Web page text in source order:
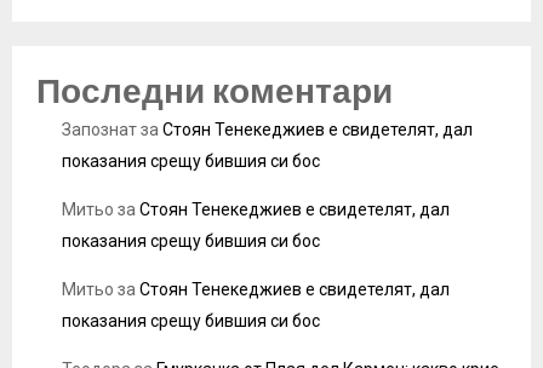
Последни коментари
Запознатза Стоян Тенекеджиев е свидетелят, дал
показания срещу бившия си бос
Митьо за Стоян Тенекеджиев е свидетелят, дал
показания срещу бившия си бос
Митьо за Стоян Тенекеджиев е свидетелят, дал
показания срещу бившия си бос